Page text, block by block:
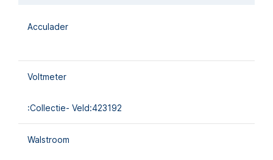
Acculader
Voltmeter
:collectie- Veld:423192
Walstroom